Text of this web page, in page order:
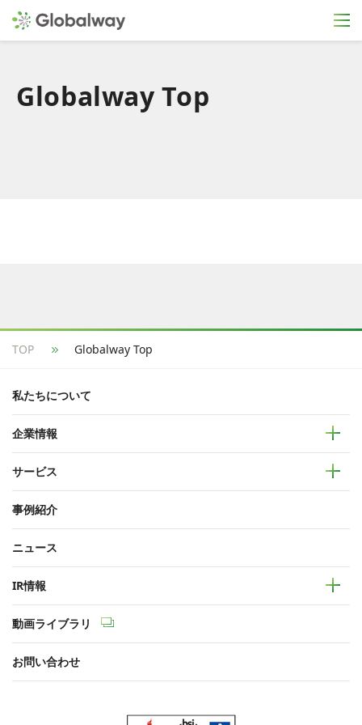
Globalway Top
TOP Globalway Top
私たちについて
企業情報
サービス
事例紹介
ニュース
IR情報
動画ライブラリ
お問い合わせ